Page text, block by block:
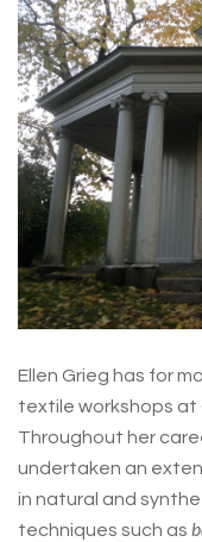
Ellen Grieg has for
textile workshops at
Throughout her
undertaken an
in natural and
techniques such as